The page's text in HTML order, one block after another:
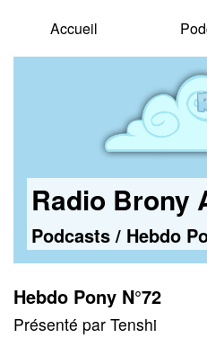
Accueil
Radio Brony
Podcasts/ Hebdo
Hebdo Pony N°72
Présenté par Tenshi